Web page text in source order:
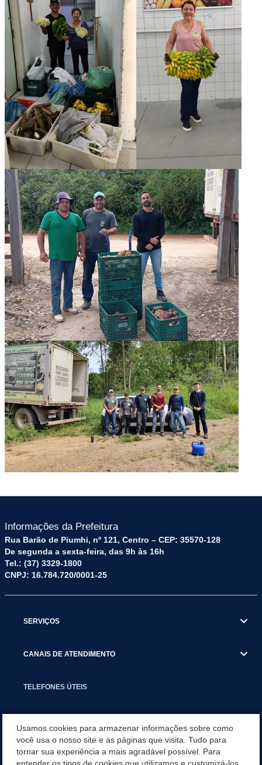
Informações da Prefeitura
Rua Barão de Piumhi, nº 121, Centro – CEP: 35570-128
De segunda a sexta-feira, das 9h às 16h
Tel.: (37) 3329-1800
CNPJ: 16.784.720/0001-25
SERVIÇOS
CANAIS DE ATENDIMENTO
TELEFONES ÚTEIS
NOTÍCIAS
Usamos cookies para armazenar informações sobre como
você usa o nosso site e as páginas que visita. Tudo para
tornar sua experiência a mais agradável possível. Para